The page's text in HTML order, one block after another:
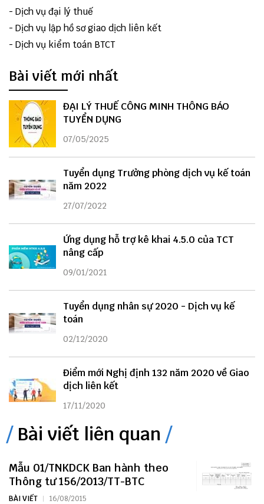
- Dịch vụ đại lý thuế
- Dịch vụ lập hồ sơ giao dịch liên kết
- Dịch vụ kiểm toán BTCT
Bài viết mới nhất
ĐẠI LÝ THUẾ CÔNG MINH THÔNG BÁO
TUYỂN DỤNG
07/05/2025
Tuyển dụng Trưởng phòng dịch vụ kế toán
năm 2022
27/07/2022
Ứng dụng hỗ trợ kê khai 4.5.0 của TCT
nâng cấp
09/01/2021
Tuyển dụng nhân sự 2020 - Dịch vụ kế
toán
02/12/2020
Điểm mới Nghị định 132 năm 2020 về Giao
dịch liên kết
17/11/2020
Bài viết liên quan
Mẫu 01/TNKDCK Ban hành theo
Thông tư 156/2013/TT-BTC
BÀI VIẾT 16/08/2015